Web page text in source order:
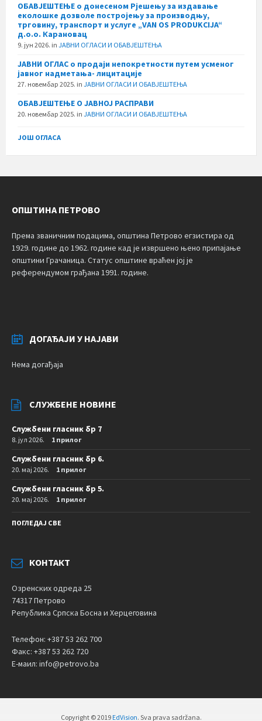
ОБАВЈЕШТЕЊЕ о донесеном Рјешењу за издавање
еколошке дозволе постројењу за производњу,
трговину, транспорт и услуге „VAN OS PRODUKCIJA“
д.о.о. Карановац
9. јун 2026. in ЈАВНИ ОГЛАСИ И ОБАВЈЕШТЕЊА
ЈАВНИ ОГЛАС о продаји непокретности путем усменог
јавног надметања- лицитације
27. новембар 2025. in ЈАВНИ ОГЛАСИ И ОБАВЈЕШТЕЊА
ОБАВЈЕШТЕЊЕ О ЈАВНОЈ РАСПРАВИ
20. новембар 2025. in ЈАВНИ ОГЛАСИ И ОБАВЈЕШТЕЊА
ЈОШ ОГЛАСА
ОПШТИНА ПЕТРОВО
Према званичним подацима, општина Петрово егзистира од
1929. године до 1962. године кад је извршено њено припајање
општини Грачаница. Статус општине враћен јој је
референдумом грађана 1991. године.
ДОГАЂАЈИ У НАЈАВИ
Нема догађаја
СЛУЖБЕНЕ НОВИНЕ
Службени гласник бр 7
8. јул 2026. 1 прилог
Службени гласник бр 6.
20. мај 2026. 1 прилог
Службени гласник бр 5.
20. мај 2026. 1 прилог
ПОГЛЕДАЈ СВЕ
КОНТАКТ
Озренских одреда 25
74317 Петрово
Република Српска Босна и Херцеговина
Телефон: +387 53 262 700
Факс: +387 53 262 720
Е-маил: info@petrovo.ba
Copyright © 2019 EdVision. Sva prava sadržana.